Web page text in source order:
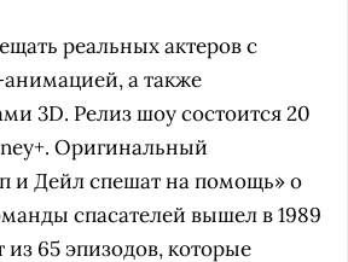
реальных актеров с
а также
3D. Релиз шоу состоится 20
Оригинальный
и Дейл спешат на помощь» о
спасателей вышел в 1989
из 65 эпизодов, которые